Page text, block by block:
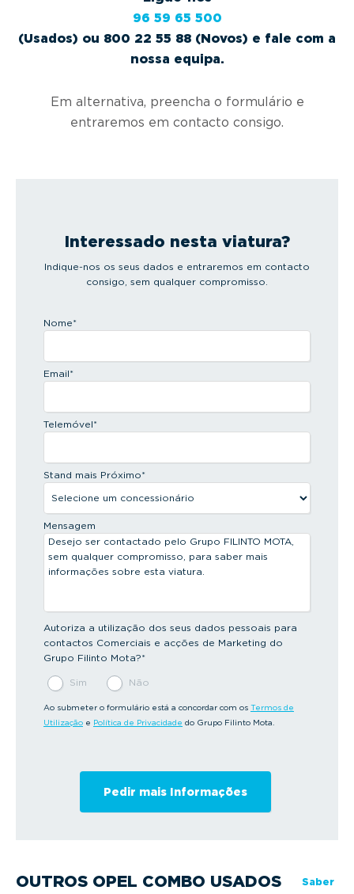
96 59 65 500
(Usados) ou 800 22 55 88 (Novos) e fale com a
nossa equipa.
Em alternativa, preencha o formulário e
entraremos em contacto consigo.
Interessado nesta viatura?
Indique-nos os seus dados e entraremos em contacto
consigo, sem qualquer compromisso.
Nome*
Email*
Telemóvel*
Stand mais Próximo*
Mensagem
Autoriza a utilização dos seus dados pessoais para
contactos Comerciais e acções de Marketing do
Grupo Filinto Mota?*
Sim Não
Ao submeter o formulário está a concordar com os Termos de
Utilização e Política de Privacidade do Grupo Filinto Mota.
OUTROS OPEL COMBO USADOS
Saber